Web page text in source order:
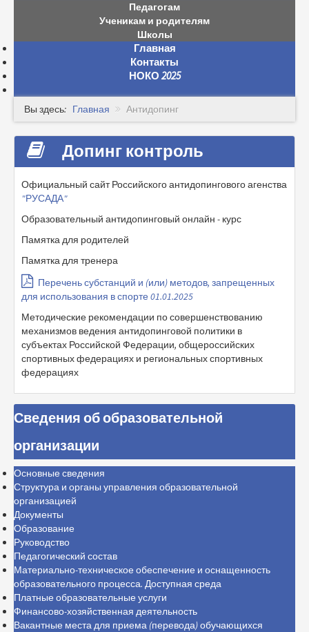
Педагогам
Ученикам и родителям
Школы
Главная
Контакты
НОКО 2025
Вы здесь: Главная Антидопинг
Допинг контроль
Официальный сайт Российского антидопингового агенства
"РУСАДА"
Образовательный антидопинговый онлайн - курс
Памятка для родителей
Памятка для тренера
Перечень субстанций и (или) методов, запрещенных
для использования в спорте 01.01.2025
Методические рекомендации по совершенствованию
механизмов ведения антидопинговой политики в
субъектах Российской Федерации, общероссийских
спортивных федерациях и региональных спортивных
федерациях
Сведения об образовательной
организации
Основные сведения
Структура и органы управления образовательной
организацией
Документы
Образование
Руководство
Педагогический состав
Материально-техническое обеспечение и оснащенность
образовательного процесса. Доступная среда
Платные образовательные услуги
Финансово-хозяйственная деятельность
Вакантные места для приема (перевода) обучающихся